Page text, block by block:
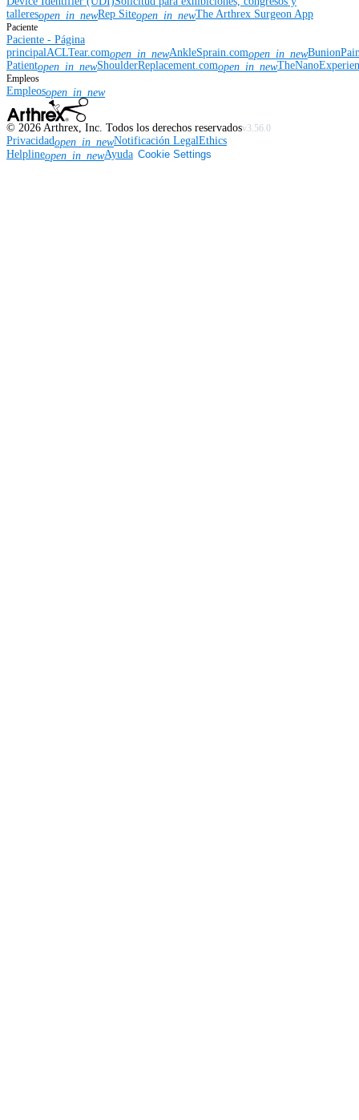
talleresopen_in_newRep Siteopen_in_newThe Arthrex Surgeon App
Paciente
Paciente - Página
principalACLTear.comopen_in_newAnkleSprain.comopen_in_new
Patientopen_in_newShoulderReplacement.comopen_in_new
Empleos
Empleosopen_in_new
© 2026 Arthrex, Inc. Todos los derechos reservadosv3.56.0
Privacidadopen_in_newNotificación LegalEthics
Helplineopen_in_newAyuda Cookie Settings